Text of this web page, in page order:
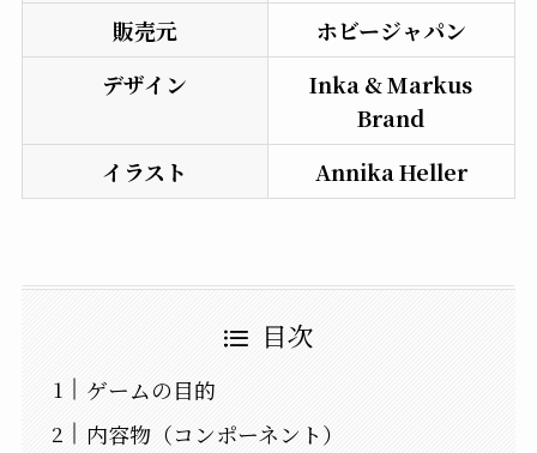
販売元
ホビージャパン
デザイン
Inka & Markus
Brand
イラスト
Annika Heller
目次
ゲームの目的
内容物（コンポーネント）